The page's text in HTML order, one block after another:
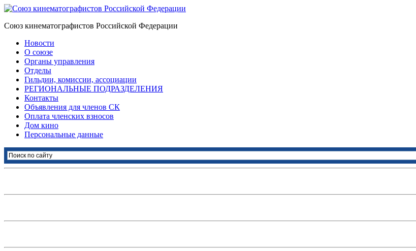
Союз кинематографистов Российской Федерации
Новости
О союзе
Органы управления
Отделы
Гильдии, комиссии, ассоциации
РЕГИОНАЛЬНЫЕ ПОДРАЗДЕЛЕНИЯ
Контакты
Объявления для членов СК
Оплата членских взносов
Дом кино
Персональные данные